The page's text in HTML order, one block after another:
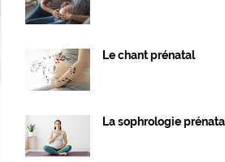
Le chant prénatal
La sophrologie